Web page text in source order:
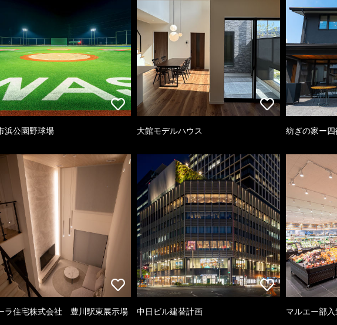
浜公園野球場 大館モデルハウス 紡ぎの家ー
ラ住宅株式会社 豊川駅東展示場 中日ビル建替計画 マルエー部